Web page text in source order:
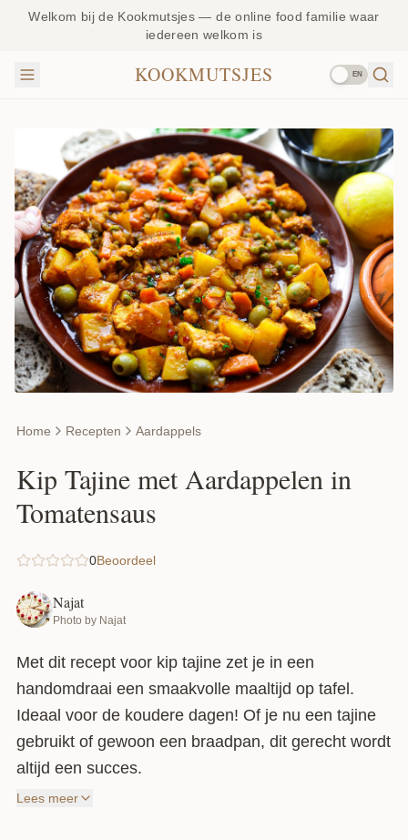
Welkom bij de Kookmutsjes — de online food familie waar
iedereen welkom is
KOOKMUTSJES EN
Home Recepten Aardappels
Kip Tajine met Aardappelen in
Tomatensaus
0Beoordeel
Najat
Photo by Najat
Met dit recept voor kip tajine zet je in een
handomdraai een smaakvolle maaltijd op tafel.
Ideaal voor de koudere dagen! Of je nu een tajine
gebruikt of gewoon een braadpan, dit gerecht wordt
altijd een succes.
Lees meer